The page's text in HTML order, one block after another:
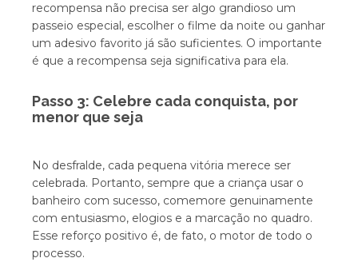
recompensa não precisa ser algo grandioso um
passeio especial, escolher o filme da noite ou ganhar
um adesivo favorito já são suficientes. O importante
é que a recompensa seja significativa para ela.
Passo 3: Celebre cada conquista, por
menor que seja
No desfralde, cada pequena vitória merece ser
celebrada. Portanto, sempre que a criança usar o
banheiro com sucesso, comemore genuinamente
com entusiasmo, elogios e a marcação no quadro.
Esse reforço positivo é, de fato, o motor de todo o
processo.